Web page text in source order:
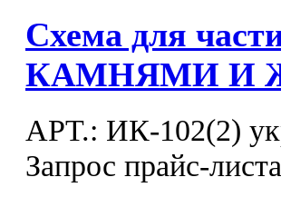
Схема для
КАМНЯМИ И
APT.: ИК-102(2)
Запрос прайс-листа